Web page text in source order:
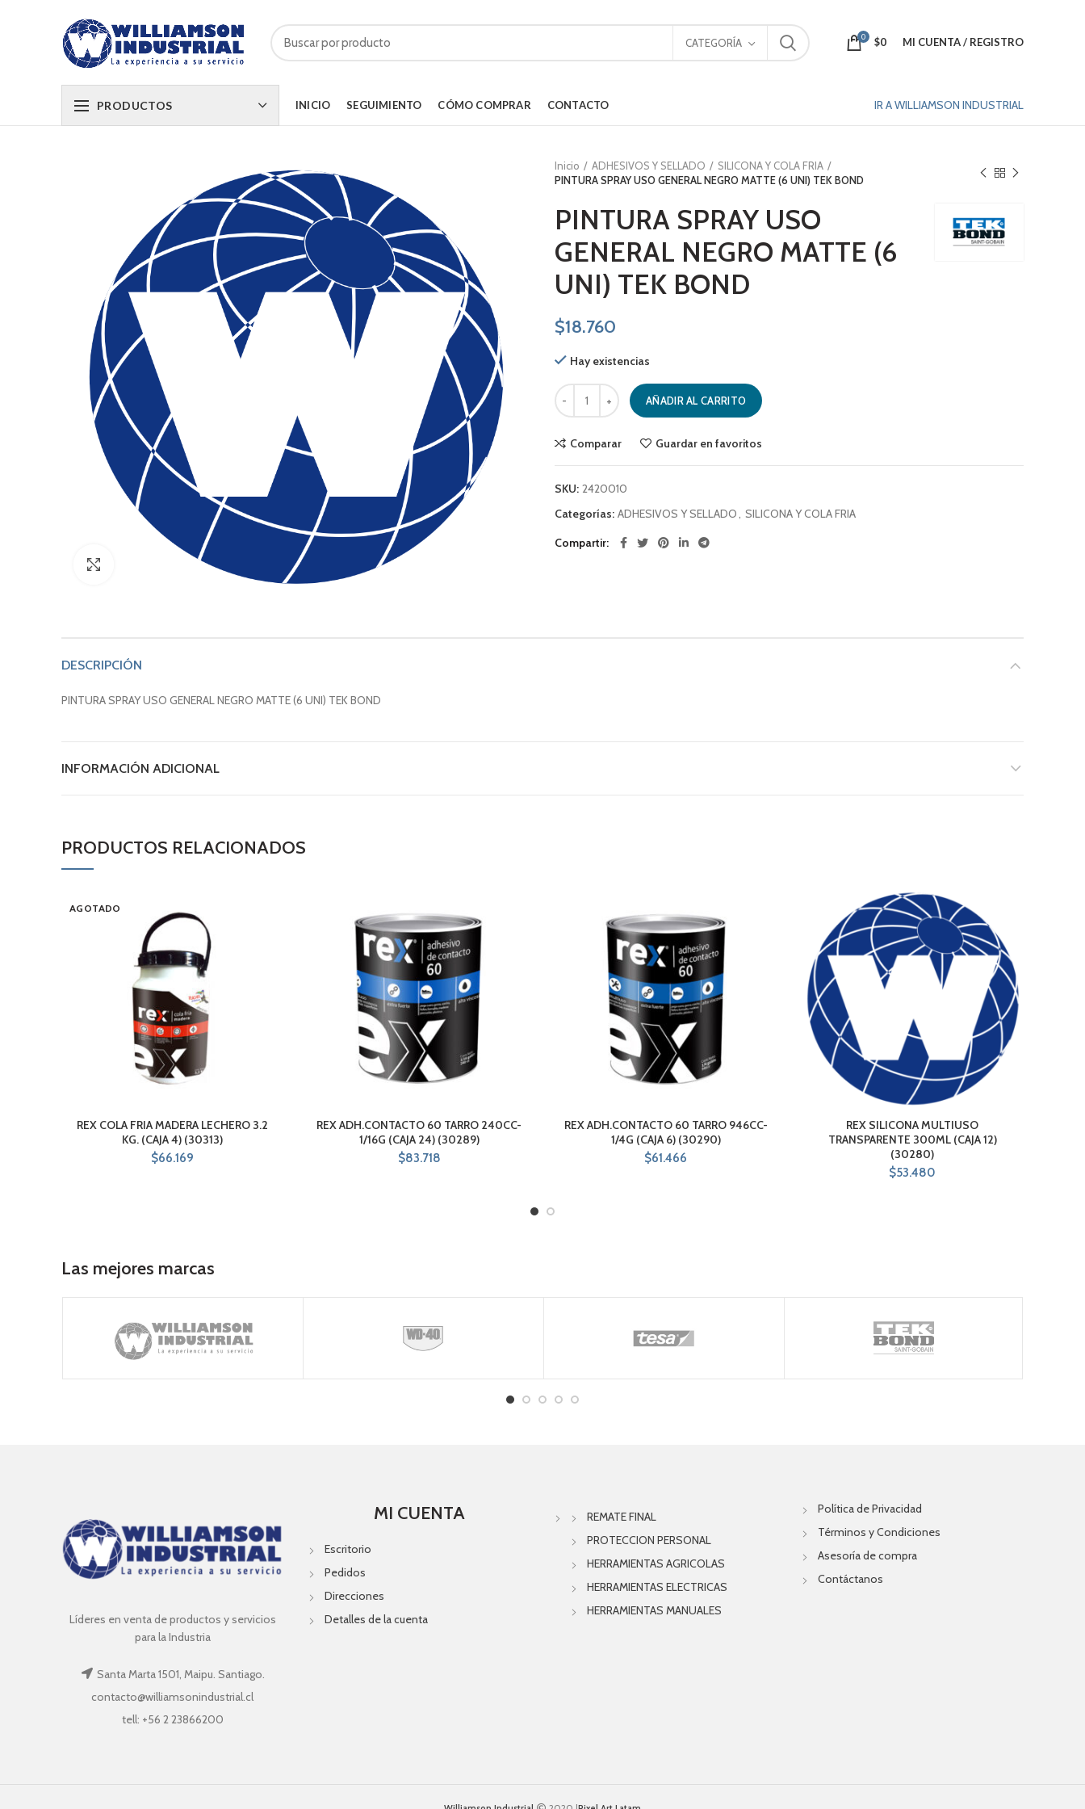
CATEGORÍA 0 $0 MI CUENTA / REGISTRO
PRODUCTOS INICIO SEGUIMIENTO CÓMO COMPRAR CONTACTO IR A WILLIAMSON INDUSTRIAL
Inicio ADHESIVOS Y SELLADO
SILICONA Y COLA FRIA
PINTURA SPRAY USO GENERAL NEGRO MATTE (6 UNI) TEK BOND
PINTURA SPRAY USO
GENERAL NEGRO MATTE (6
UNI) TEK BOND
$18.760
Hay existencias
PINTURA SPRAY USO GENERAL NEGRO MATTE (6 UNI) TEK BOND cantidad
AÑADIR AL CARRITO
Comparar Guardar en favoritos
SKU: 2420010
Categorías: ADHESIVOS Y SELLADO, SILICONA Y COLA FRIA
Compartir
DESCRIPCIÓN
PINTURA SPRAY USO GENERAL NEGRO MATTE (6 UNI) TEK BOND
INFORMACIÓN ADICIONAL
PRODUCTOS RELACIONADOS
AGOTADO
REX COLA FRIA MADERA LECHERO 3.2
KG. (CAJA 4) (30313)
$66.169
REX ADH.CONTACTO 60 TARRO 240CC-
1/16G (CAJA 24) (30289)
$83.718
REX ADH.CONTACTO 60 TARRO 946CC-
1/4G (CAJA 6) (30290)
$61.466
REX SILICONA MULTIUSO
TRANSPARENTE 300ML (CAJA 12)
(30280)
$53.480
Las mejores marcas
Líderes en venta de productos y servicios
para la Industria
Santa Marta 1501, Maipu. Santiago.
contacto@williamsonindustrial.cl
tell: +56 2 23866200
MI CUENTA
Escritorio
Pedidos
Direcciones
Detalles de la cuenta
REMATE FINAL
PROTECCION PERSONAL
HERRAMIENTAS AGRICOLAS
HERRAMIENTAS ELECTRICAS
HERRAMIENTAS MANUALES
Política de Privacidad
Términos y Condiciones
Asesoría de compra
Contáctanos